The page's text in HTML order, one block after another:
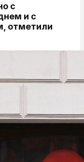
с
и с
отметили